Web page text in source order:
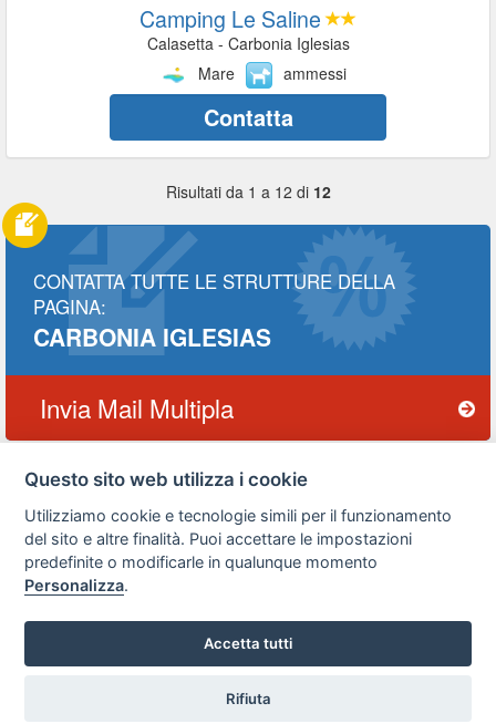
Camping Le Saline
Calasetta - Carbonia Iglesias
Mare
ammessi
Contatta
Risultati da 1 a 12 di 12
CONTATTA TUTTE LE STRUTTURE DELLA
PAGINA:
CARBONIA IGLESIAS
Invia Mail Multipla
Privacy
policy
Avviso
legale
Scrivici
Preferenze cookie
Copyright © 2008
SVILUPPO TURISMO ITALIA S.r.L. unipersonale
P.IVA: 01665350433 - R.E.A. FM-195884 Via A. Costa, 2
Questo sito web utilizza i cookie
Utilizziamo cookie e tecnologie simili per il funzionamento
del sito e altre finalità. Puoi accettare le impostazioni
predefinite o modificarle in qualunque momento
Personalizza.
Accetta tutti
Rifiuta